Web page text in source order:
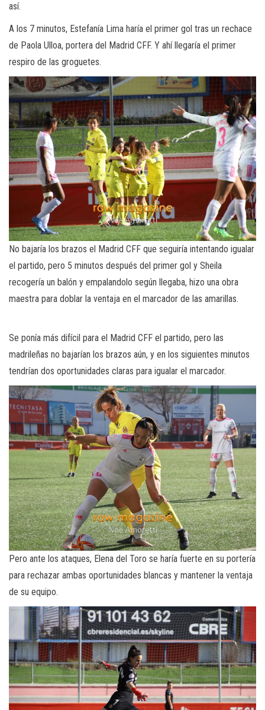
así.
A los 7 minutos, Estefanía Lima haría el primer gol tras un rechace
de Paola Ulloa, portera del Madrid CFF. Y ahí llegaría el primer
respiro de las groguetes.
No bajaría los brazos el Madrid CFF que seguiría intentando igualar
el partido, pero 5 minutos después del primer gol y Sheila
recogería un balón y empalandolo según llegaba, hizo una obra
maestra para doblar la ventaja en el marcador de las amarillas.
Se ponía más difícil para el Madrid CFF el partido, pero las
madrileñas no bajarían los brazos aún, y en los siguientes minutos
tendrían dos oportunidades claras para igualar el marcador.
Pero ante los ataques, Elena del Toro se haría fuerte en su portería
para rechazar ambas oportunidades blancas y mantener la ventaja
de su equipo.